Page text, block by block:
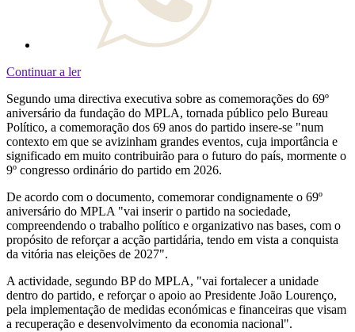
Continuar a ler
Segundo uma directiva executiva sobre as comemorações do 69º
aniversário da fundação do MPLA, tornada público pelo Bureau
Político, a comemoração dos 69 anos do partido insere-se "num
contexto em que se avizinham grandes eventos, cuja importância e
significado em muito contribuirão para o futuro do país, mormente o
9º congresso ordinário do partido em 2026.
De acordo com o documento, comemorar condignamente o 69º
aniversário do MPLA "vai inserir o partido na sociedade,
compreendendo o trabalho político e organizativo nas bases, com o
propósito de reforçar a acção partidária, tendo em vista a conquista
da vitória nas eleições de 2027".
A actividade, segundo BP do MPLA, "vai fortalecer a unidade
dentro do partido, e reforçar o apoio ao Presidente João Lourenço,
pela implementação de medidas económicas e financeiras que visam
a recuperação e desenvolvimento da economia nacional".